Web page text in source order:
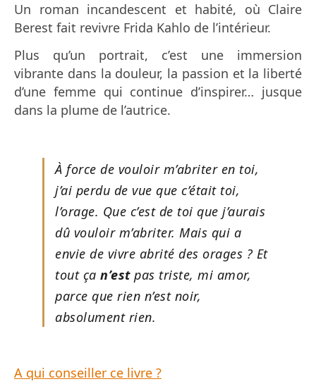
Un roman incandescent et habité, où Claire
Berest fait revivre Frida Kahlo de l’intérieur.
Plus qu’un portrait, c’est une immersion
vibrante dans la douleur, la passion et la liberté
d’une femme qui continue d’inspirer… jusque
dans la plume de l’autrice.
À force de vouloir m’abriter en toi,
j’ai perdu de vue que c’était toi,
l’orage. Que c’est de toi que j’aurais
dû vouloir m’abriter. Mais qui a
envie de vivre abrité des orages ? Et
tout ça n’estpas triste, mi amor,
parce que rien n’est noir,
absolument rien.
A qui conseiller ce livre ?